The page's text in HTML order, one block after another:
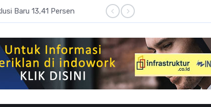
Baru 13,41 Persen Aset Perbankan